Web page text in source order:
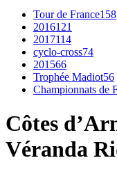
Tour de France158
2016121
2017114
cyclo-cross74
201566
Trophée Madiot56
Championnats de
Côtes
Véranda